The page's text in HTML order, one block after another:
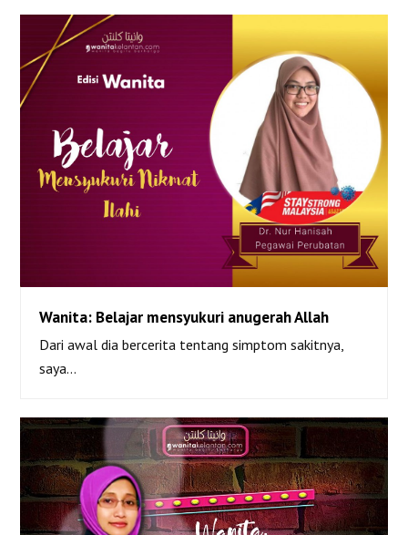
Wanita: Belajar mensyukuri anugerah Allah
Wanita: Belajar mensyukuri anugerah Allah
Dari awal dia bercerita tentang simptom sakitnya,
saya…